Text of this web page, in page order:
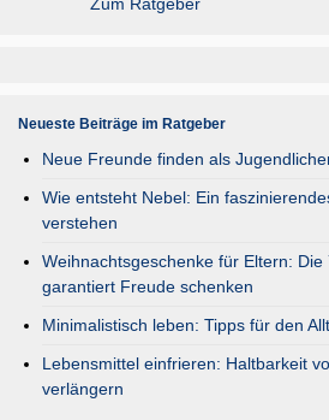
Neueste Beiträge im Ratgeber
Neue Freunde finden als
Wie entsteht Nebel: Ein
verstehen
Weihnachtsgeschenke für Eltern:
garantiert Freude schenken
Minimalistisch leben: Tipps für den
Lebensmittel einfrieren: Haltbarkeit
verlängern